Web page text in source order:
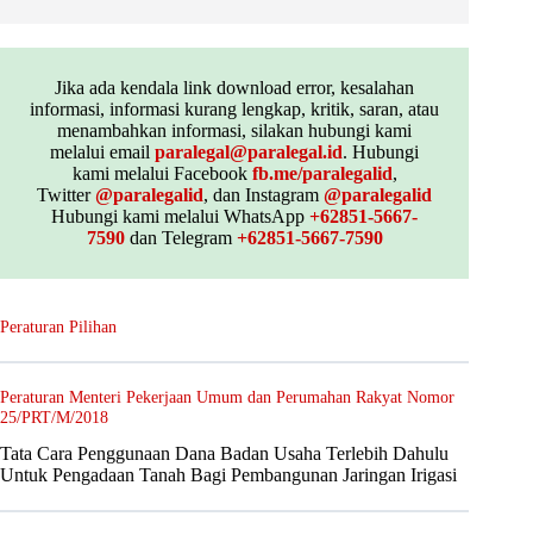
Jika ada kendala link download error, kesalahan
informasi, informasi kurang lengkap, kritik, saran, atau
menambahkan informasi, silakan hubungi kami
melalui emailparalegal@paralegal.id. Hubungi
kami melalui Facebook fb.me/paralegalid,
Twitter@paralegalid, dan Instagram@paralegalid
Hubungi kami melalui WhatsApp+62851-5667-
7590dan Telegram +62851-5667-7590
Peraturan Pilihan
Peraturan Menteri Pekerjaan Umum dan Perumahan Rakyat Nomor
25/PRT/M/2018
Tata Cara Penggunaan Dana Badan Usaha Terlebih Dahulu
Untuk Pengadaan Tanah Bagi Pembangunan Jaringan Irigasi